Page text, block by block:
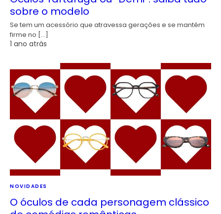
sobre o modelo
Se tem um acessório que atravessa gerações e se mantém
firme no […]
1 ano atrás
NOVIDADES
O óculos de cada personagem clássico